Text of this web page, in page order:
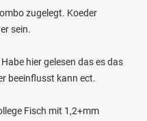
zugelegt. Koeder
sein.
hier gelesen das es das
beeinflusst kann ect.
Fisch mit 1,2+mm